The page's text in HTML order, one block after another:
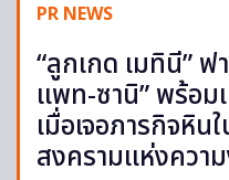
PR NEWS
“ลูกเกด เมทินี” ฟ
แพท-ซานิ” พร้อม
เมื่อเจอภารกิจหิ
สงครามแห่งควา